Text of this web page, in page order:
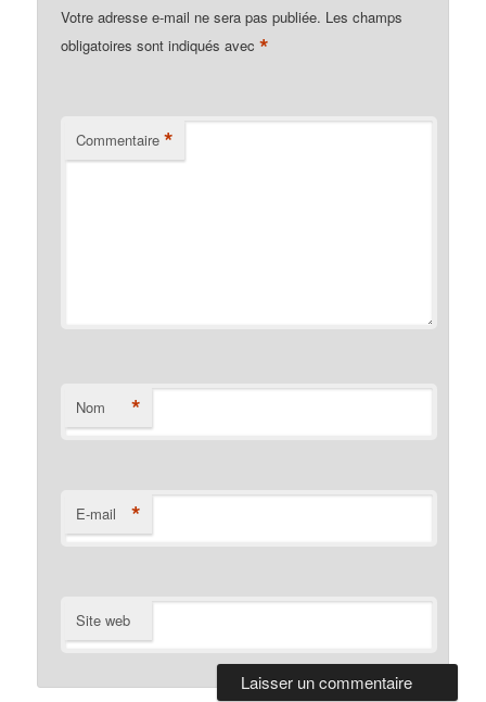
Votre adresse e-mail ne sera pas publiée. Les champs
obligatoires sont indiqués avec*
Commentaire *
Nom *
E-mail *
Site web